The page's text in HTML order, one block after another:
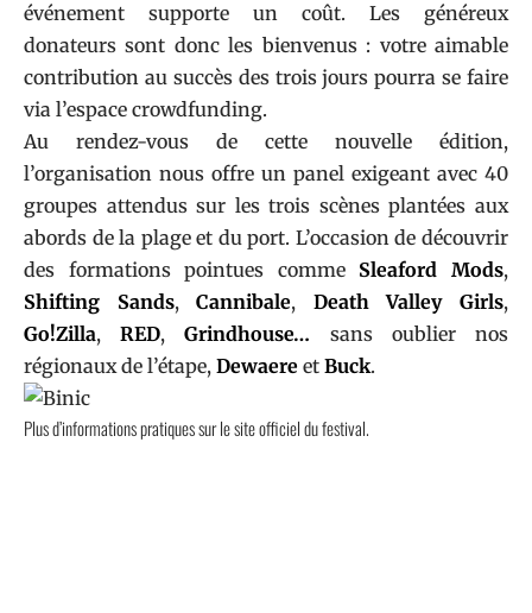
événement supporte un coût. Les généreux
donateurs sont donc les bienvenus : votre aimable
contribution au succès des trois jours pourra se faire
via l’espace crowdfunding.
Au rendez-vous de cette nouvelle édition,
l’organisation nous offre un panel exigeant avec 40
groupes attendus sur les trois scènes plantées aux
abords de la plage et du port. L’occasion de découvrir
des formations pointues comme Sleaford Mods,
Shifting Sands,Cannibale, Death Valley Girls,
Go!Zilla,RED,Grindhouse… sans oublier nos
régionaux de l’étape, Dewaere et Buck.
Plus d’informations pratiques sur lesite officieldu festival.